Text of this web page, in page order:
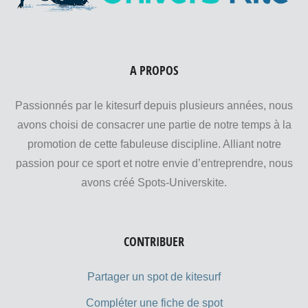
A PROPOS
Passionnés par le kitesurf depuis plusieurs années, nous
avons choisi de consacrer une partie de notre temps à la
promotion de cette fabuleuse discipline. Alliant notre
passion pour ce sport et notre envie d’entreprendre, nous
avons créé Spots-Universkite.
CONTRIBUER
Partager un spot de kitesurf
Compléter une fiche de spot